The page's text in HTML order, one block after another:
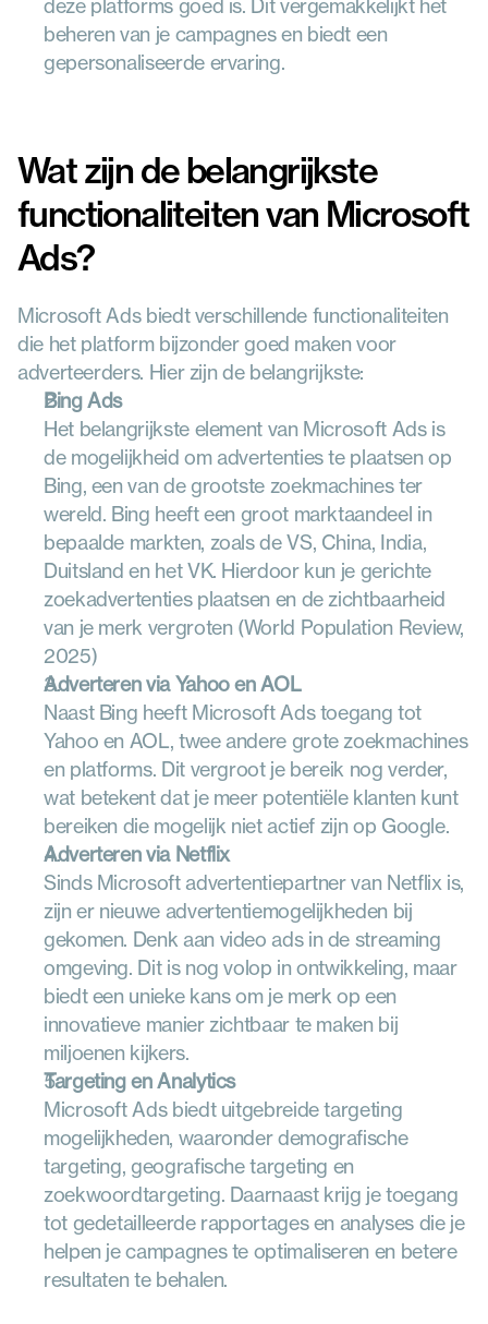
deze platforms goed is. Dit vergemakkelijkt het
beheren van je campagnes en biedt een
gepersonaliseerde ervaring.
Wat zijn de belangrijkste
functionaliteiten van Microsoft
Ads?
Microsoft Ads biedt verschillende functionaliteiten
die het platform bijzonder goed maken voor
adverteerders. Hier zijn de belangrijkste:
Bing Ads
Het belangrijkste element van Microsoft Ads is
de mogelijkheid om advertenties te plaatsen op
Bing, een van de grootste zoekmachines ter
wereld. Bing heeft een groot marktaandeel in
bepaalde markten, zoals de VS, China, India,
Duitsland en het VK. Hierdoor kun je gerichte
zoekadvertenties plaatsen en de zichtbaarheid
van je merk vergroten (World Population Review,
2025)
Adverteren via Yahoo en AOL
Naast Bing heeft Microsoft Ads toegang tot
Yahoo en AOL, twee andere grote zoekmachines
en platforms. Dit vergroot je bereik nog verder,
wat betekent dat je meer potentiële klanten kunt
bereiken die mogelijk niet actief zijn op Google.
Adverteren via Netflix
Sinds Microsoft advertentiepartner van Netflix is,
zijn er nieuwe advertentiemogelijkheden bij
gekomen. Denk aan video ads in de streaming
omgeving. Dit is nog volop in ontwikkeling, maar
biedt een unieke kans om je merk op een
innovatieve manier zichtbaar te maken bij
miljoenen kijkers.
Targeting en Analytics
Microsoft Ads biedt uitgebreide targeting
mogelijkheden, waaronder demografische
targeting, geografische targeting en
zoekwoordtargeting. Daarnaast krijg je toegang
tot gedetailleerde rapportages en analyses die je
helpen je campagnes te optimaliseren en betere
resultaten te behalen.